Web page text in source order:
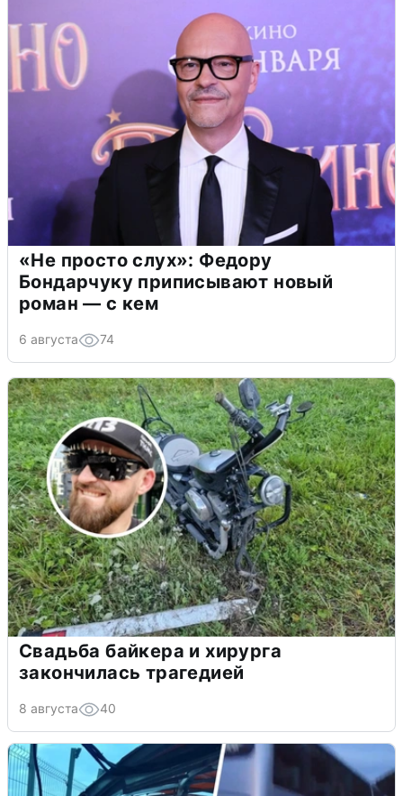
«Не просто слух»: Федору
Бондарчуку приписывают новый
роман — с кем
6 августа 74
Свадьба байкера и хирурга
закончилась трагедией
8 августа 40